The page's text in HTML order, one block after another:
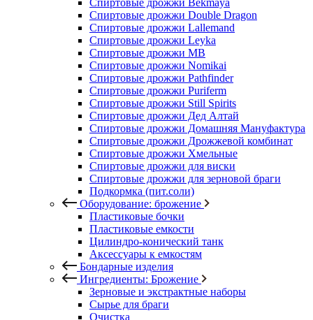
Спиртовые дрожжи Bekmaya
Спиртовые дрожжи Double Dragon
Спиртовые дрожжи Lallemand
Спиртовые дрожжи Leyka
Спиртовые дрожжи MB
Спиртовые дрожжи Nomikai
Спиртовые дрожжи Pathfinder
Спиртовые дрожжи Puriferm
Спиртовые дрожжи Still Spirits
Спиртовые дрожжи Дед Алтай
Спиртовые дрожжи Домашняя Мануфактура
Спиртовые дрожжи Дрожжевой комбинат
Спиртовые дрожжи Хмельные
Спиртовые дрожжи для виски
Спиртовые дрожжи для зерновой браги
Подкормка (пит.соли)
Оборудование: брожение
Пластиковые бочки
Пластиковые емкости
Цилиндро-конический танк
Аксессуары к емкостям
Бондарные изделия
Ингредиенты: Брожение
Зерновые и экстрактные наборы
Сырье для браги
Очистка